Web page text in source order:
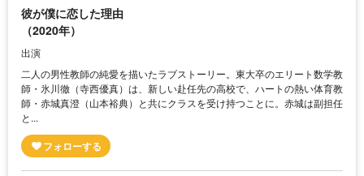
彼が僕に恋した理由
（2020年）
出演
二人の男性教師の純愛を描いたラブストーリー。東大卒のエリート数学教
師・氷川徹（寺西優真）は、新しい赴任先の高校で、ハートの熱い体育教
師・赤城真澄（山本裕典）と共にクラスを受け持つことに。赤城は副担任
と...